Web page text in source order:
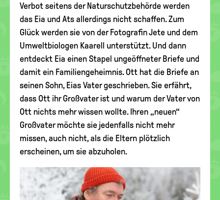
Verbot seitens der Naturschutzbehörde werden
das Eia und Ats allerdings nicht schaffen. Zum
Glück werden sie von der Fotografin Jete und dem
Umweltbiologen Kaarell unterstützt. Und dann
entdeckt Eia einen Stapel ungeöffneter Briefe und
damit ein Familiengeheimnis. Ott hat die Briefe an
seinen Sohn, Eias Vater geschrieben. Sie erfährt,
dass Ott ihr Großvater ist und warum der Vater von
Ott nichts mehr wissen wollte. Ihren „neuen“
Großvater möchte sie jedenfalls nicht mehr
missen, auch nicht, als die Eltern plötzlich
erscheinen, um sie abzuholen.